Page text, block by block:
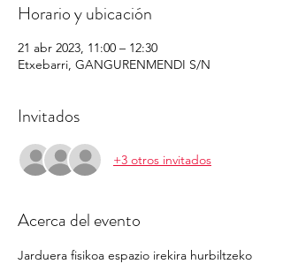
Horario y ubicación
21 abr 2023, 11:00 – 12:30
Etxebarri, GANGURENMENDI S/N
Invitados
+3 otros invitados
Acerca del evento
Jarduera fisikoa espazio irekira hurbiltzeko